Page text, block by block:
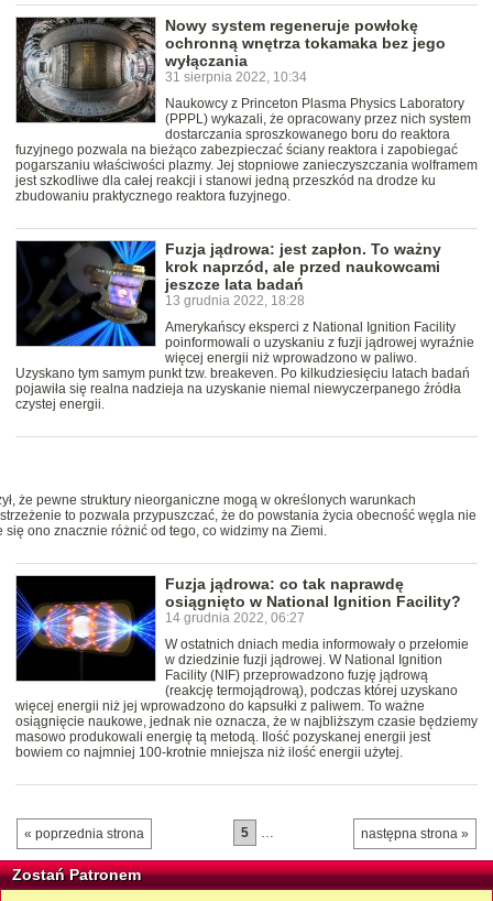
Nowy system regeneruje powłokę
ochronną wnętrza tokamaka bez jego
wyłączania
31 sierpnia 2022, 10:34
Naukowcy z Princeton Plasma Physics Laboratory
(PPPL) wykazali, że opracowany przez nich system
dostarczania sproszkowanego boru do reaktora
fuzyjnego pozwala na bieżąco zabezpieczać ściany reaktora i zapobiegać
pogarszaniu właściwości plazmy. Jej stopniowe zanieczyszczania wolframem
jest szkodliwe dla całej reakcji i stanowi jedną przeszkód na drodze ku
zbudowaniu praktycznego reaktora fuzyjnego.
Fuzja jądrowa: jest zapłon. To ważny
krok naprzód, ale przed naukowcami
jeszcze lata badań
13 grudnia 2022, 18:28
Amerykańscy eksperci z National Ignition Facility
poinformowali o uzyskaniu z fuzji jądrowej wyraźnie
więcej energii niż wprowadzono w paliwo.
Uzyskano tym samym punkt tzw. breakeven. Po kilkudziesięciu latach badań
pojawiła się realna nadzieja na uzyskanie niemal niewyczerpanego źródła
czystej energii.
że pewne struktury nieorganiczne mogą w określonych warunkach
to pozwala przypuszczać, że do powstania życia obecność węgla nie
ono znacznie różnić od tego, co widzimy na Ziemi.
Fuzja jądrowa: co tak naprawdę
osiągnięto w National Ignition Facility?
14 grudnia 2022, 06:27
W ostatnich dniach media informowały o przełomie
w dziedzinie fuzji jądrowej. W National Ignition
Facility (NIF) przeprowadzono fuzję jądrową
(reakcję termojądrową), podczas której uzyskano
więcej energii niż jej wprowadzono do kapsułki z paliwem. To ważne
osiągnięcie naukowe, jednak nie oznacza, że w najbliższym czasie będziemy
masowo produkowali energię tą metodą. Ilość pozyskanej energii jest
bowiem co najmniej 100-krotnie mniejsza niż ilość energii użytej.
« poprzednia strona następna strona »
5 …
Zostań Patronem